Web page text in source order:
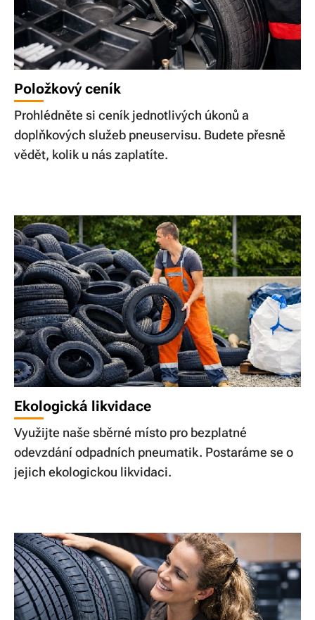
Položkový ceník
Prohlédněte si ceník jednotlivých úkonů a
doplňkových služeb pneuservisu. Budete přesně
vědět, kolik u nás zaplatíte.
Ekologická likvidace
Využijte naše sběrné místo pro bezplatné
odevzdání odpadních pneumatik. Postaráme se o
jejich ekologickou likvidaci.